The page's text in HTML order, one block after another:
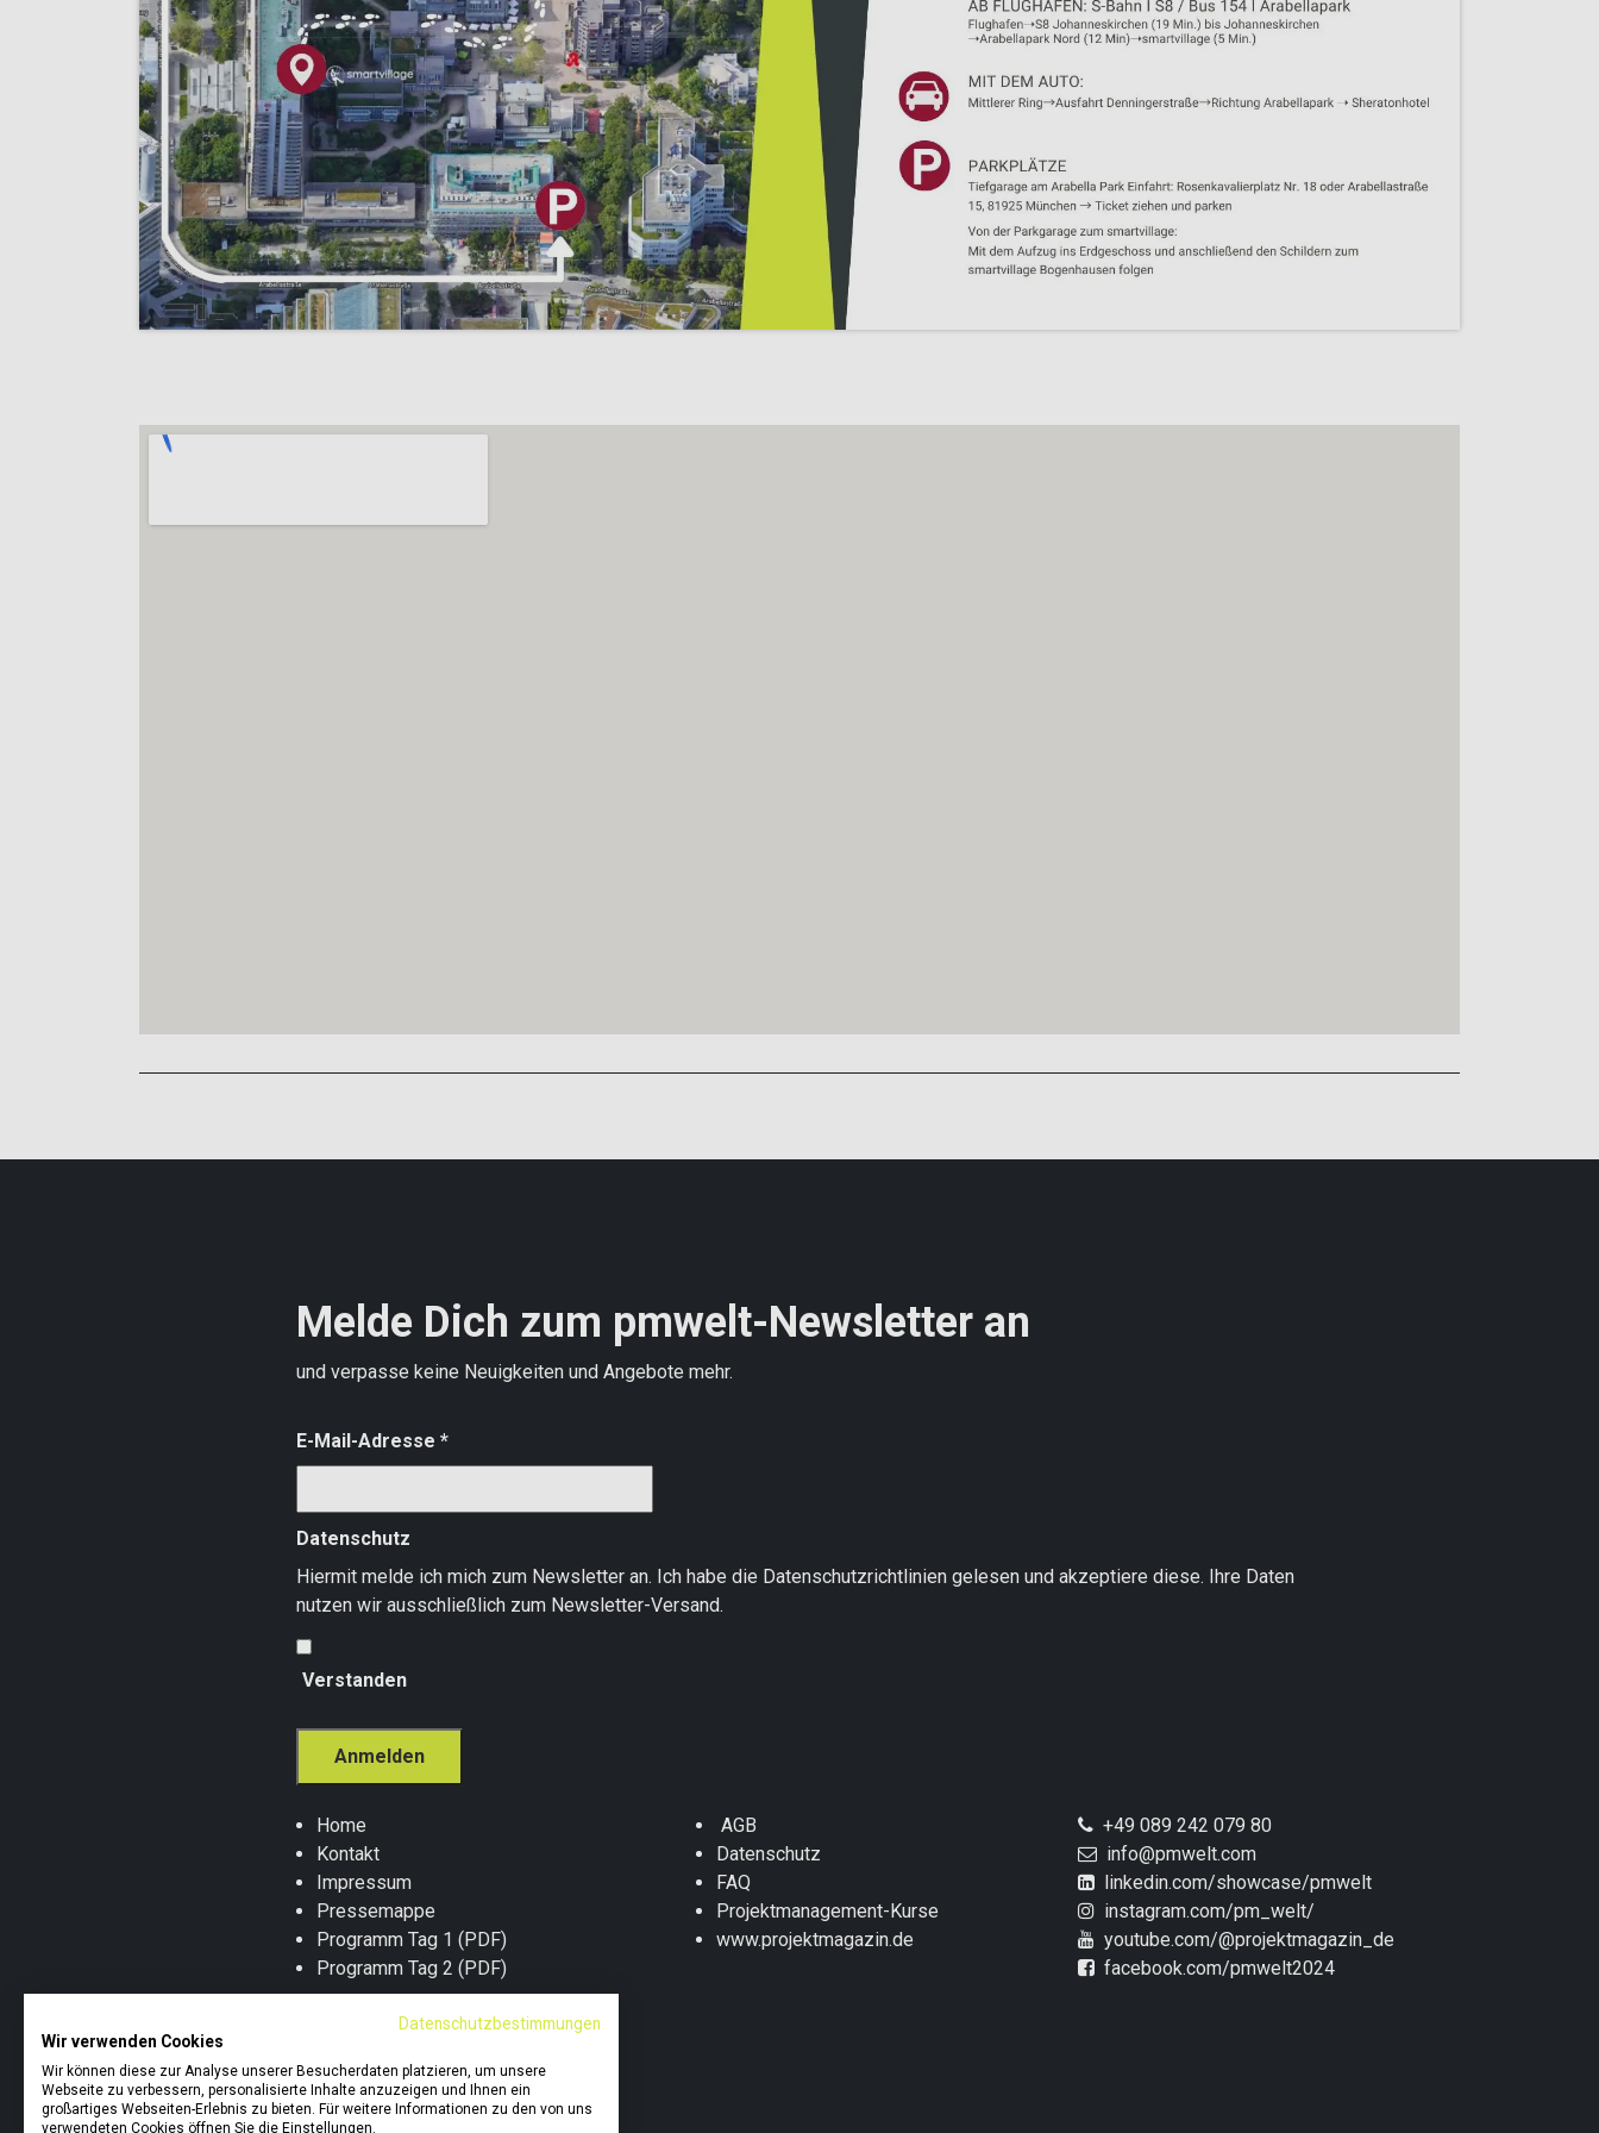
Home
Kontakt
Impressum
Pressemappe
Programm Tag 1 (PDF)
Programm Tag 2 (PDF)
Cookie-Einstellungen ändern
Copyright © projektmagazin 2026
AGB
Datenschutz
FAQ
Projektmanagement-Kurse
www.projektmagazin.de
+49 089 242 079 80
info@pmwelt.com
linkedin.com/showcase/pmwelt
instagram.com/pm_welt/
youtube.com/@projektmagazin_de
facebook.com/pmwelt2024
Melde Dich zum pmwelt-Newsletter an
und verpasse keine Neuigkeiten und Angebote mehr.
E-Mail-Adresse *
Datenschutz
Hiermit melde ich mich zum Newsletter an. Ich habe die Datenschutzrichtlinien gelesen und akzeptiere diese. Ihre Daten
nutzen wir ausschließlich zum Newsletter-Versand.
Verstanden
Datenschutzbestimmungen
Wir verwenden Cookies
Wir können diese zur Analyse unserer Besucherdaten platzieren, um unsere
Webseite zu verbessern, personalisierte Inhalte anzuzeigen und Ihnen ein
großartiges Webseiten-Erlebnis zu bieten. Für weitere Informationen zu den von uns
verwendeten Cookies öffnen Sie die Einstellungen.